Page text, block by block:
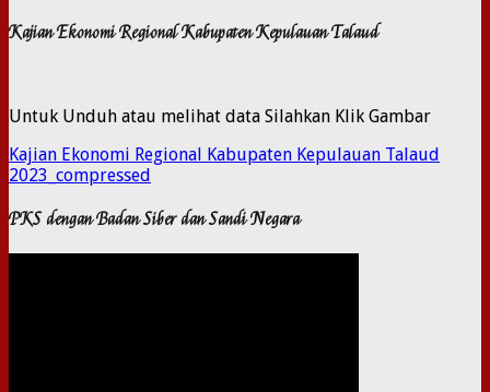
Kajian Ekonomi Regional Kabupaten Kepulauan Talaud
Untuk Unduh atau melihat data Silahkan Klik Gambar
Kajian Ekonomi Regional Kabupaten Kepulauan Talaud
2023_compressed
PKS dengan Badan Siber dan Sandi Negara